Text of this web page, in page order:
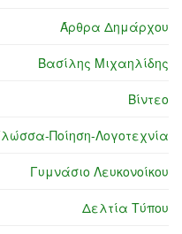
Άρθρα Δημάρχου
Βασίλης Μιχαηλίδης
Βίντεο
Ποίηση-Λογοτεχνία
Γυμνάσιο Λευκονοίκου
Δελτία Τύπου